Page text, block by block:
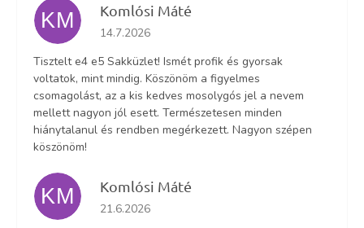
KM Komlósi Máté
Az áruház értékelése 5-ből 5 csillag.
14.7.2026
Tisztelt e4 e5 Sakküzlet! Ismét profik és gyorsak
voltatok, mint mindig. Köszönöm a figyelmes
csomagolást, az a kis kedves mosolygós jel a nevem
mellett nagyon jól esett. Természetesen minden
hiánytalanul és rendben megérkezett. Nagyon szépen
köszönöm!
KM Komlósi Máté
Az áruház értékelése 5-ből 5 csillag.
21.6.2026